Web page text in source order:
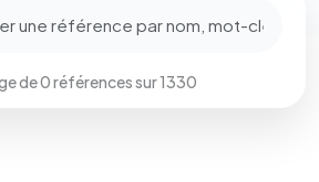
de 0 références sur 1330